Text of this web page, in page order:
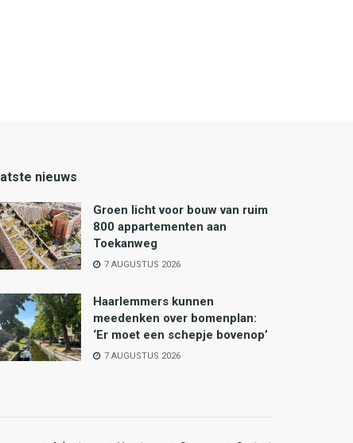
nieuws
Groen licht voor bouw van ruim
800 appartementen aan
Toekanweg
7 AUGUSTUS 2026
Haarlemmers kunnen
meedenken over bomenplan:
‘Er moet een schepje bovenop’
7 AUGUSTUS 2026